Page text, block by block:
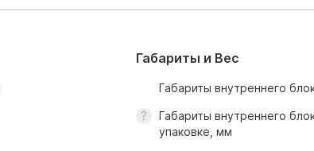
Габариты и Вес
Габариты внутреннего
Габариты внутреннего
упаковке, мм